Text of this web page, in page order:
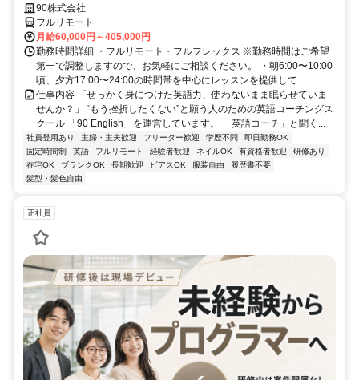
90株式会社
フルリモート
月給60,000円～405,000円
勤務時間詳細 ・フルリモート・フルフレックス ※勤務時間はご希望
第一で調整しますので、お気軽にご相談ください。 ・朝6:00〜10:00
頃、夕方17:00〜24:00の時間帯を中心にレッスンを提供して...
仕事内容 「せっかく身につけた英語力、使わないまま眠らせていま
せんか？」 “もう挫折したくない”と願う人のための英語コーチングス
クール 「90 English」を運営しています。 「英語コーチ」と聞く...
社員登用あり 主婦・主夫歓迎 フリーター歓迎 学歴不問
即日勤務OK
固定時間制
英語 フルリモート 経験者歓迎 ネイルOK 有資格者歓迎
研修あり
在宅OK
ブランクOK 長期歓迎 ピアスOK 服装自由
履歴書不要
髪型・髪色自由
正社員